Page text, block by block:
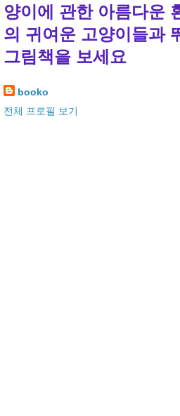
양이에 관한 아름다운
의 귀여운 고양이들과
그림책을 보세요
booko
전체 프로필 보기